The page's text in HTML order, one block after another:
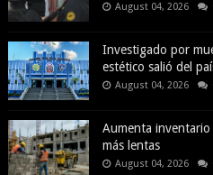
August 04, 2026
Investigado por
estético salió del
August 04, 2026
Aumenta
más lentas
August 04, 2026